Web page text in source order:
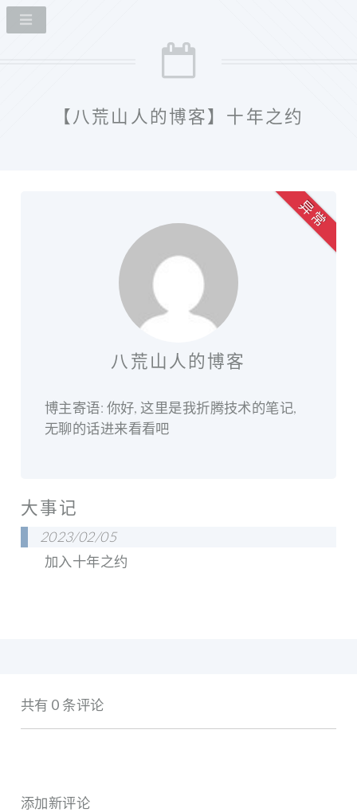
【八荒山人的博客】十年之约
八荒山人的博客
博主寄语: 你好, 这里是我折腾技术的笔记,
无聊的话进来看看吧
异 常
大事记
2023/02/05
加入十年之约
共有 0 条评论
添加新评论